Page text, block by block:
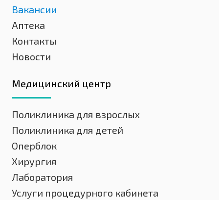
Вакансии
Аптека
Контакты
Новости
Медицинский центр
Поликлиника для взрослых
Поликлиника для детей
Оперблок
Хирургия
Лаборатория
Услуги процедурного кабинета